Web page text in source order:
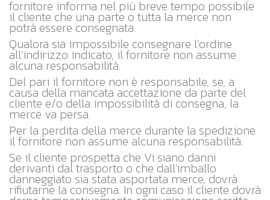
fornitore informa nel più breve tempo possibile
il cliente che una parte o tutta la merce non
potrà essere consegnata.
Qualora sia impossibile consegnare l’ordine
all’indirizzo indicato, il fornitore non assume
alcuna responsabilità.
Del pari il fornitore non è responsabile, se, a
causa della mancata accettazione da parte del
cliente e/o della impossibilità di consegna, la
merce va persa.
Per la perdita della merce durante la spedizione
il fornitore non assume alcuna responsabilità.
Se il cliente prospetta che Vi siano danni
derivanti dal trasporto o che dall'imballo
danneggiato sia stata asportata merce, dovrà
rifiutarne la consegna. In ogni caso il cliente dovrà